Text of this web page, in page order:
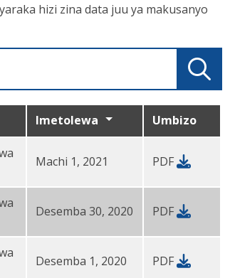
hizi zina data juu ya makusanyo
Imetolewa Umbizo
Machi 1, 2021 PDF
Desemba 30, 2020 PDF
Desemba 1, 2020 PDF